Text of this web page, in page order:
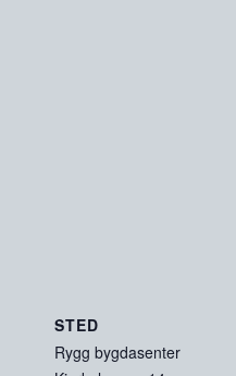
STED
Rygg bygdasenter